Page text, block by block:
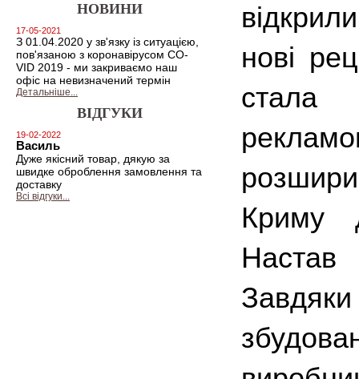
НОВИНИ
17-05-2021
З 01.04.2020 у зв'язку із ситуацією,
пов'язаною з коронавірусом CO-
VID 2019 - ми закриваємо наш
офіс на невизначений термін
Детальніше...
ВІДГУКИ
19-02-2022
Василь
Дуже якісний товар, дякую за
швидке оброблення замовлення та
доставку
Всі відгуки...
нові
стала
Криму